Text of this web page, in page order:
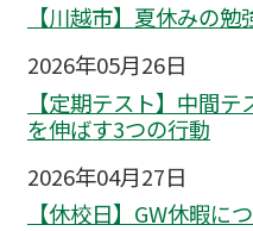
【川越市】夏休みの
2026年05月26日
【定期テスト】中間
を伸ばす3つの行動
2026年04月27日
【休校日】GW休暇に